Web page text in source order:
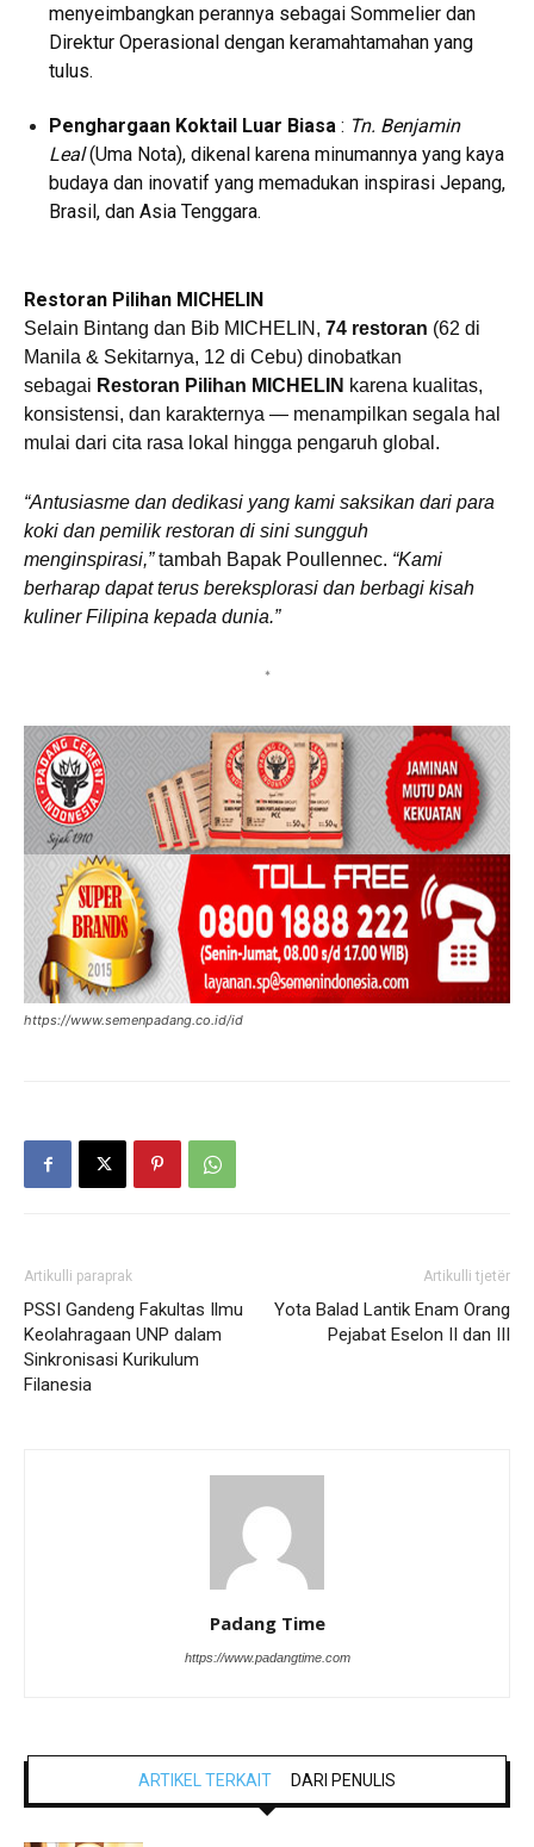
menyeimbangkan perannya sebagai Sommelier dan
Direktur Operasional dengan keramahtamahan yang
tulus.
Penghargaan Koktail Luar Biasa : Tn. Benjamin
Leal(Uma Nota), dikenal karena minumannya yang kaya
budaya dan inovatif yang memadukan inspirasi Jepang,
Brasil, dan Asia Tenggara.
Restoran Pilihan MICHELIN
Selain Bintang dan Bib MICHELIN, 74 restoran (62 di
Manila & Sekitarnya, 12 di Cebu) dinobatkan
sebagai Restoran Pilihan MICHELIN karena kualitas,
konsistensi, dan karakternya — menampilkan segala hal
mulai dari cita rasa lokal hingga pengaruh global.
“Antusiasme dan dedikasi yang kami saksikan dari para
koki dan pemilik restoran di sini sungguh
menginspirasi,”tambah Bapak Poullennec. “Kami
berharap dapat terus bereksplorasi dan berbagi kisah
kuliner Filipina kepada dunia.”
*
https://www.semenpadang.co.id/id
Artikulli paraprak
PSSI Gandeng Fakultas Ilmu
Keolahragaan UNP dalam
Sinkronisasi Kurikulum
Filanesia
Artikulli tjetër
Yota Balad Lantik Enam Orang
Pejabat Eselon II dan III
Padang Time
https://www.padangtime.com
ARTIKEL TERKAIT DARI PENULIS